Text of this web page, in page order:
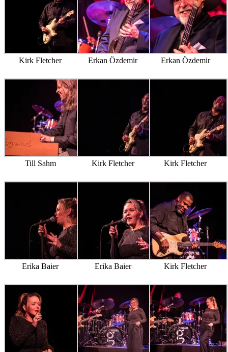
Kirk Fletcher Erkan Özdemir Erkan Özdemir
Till Sahm Kirk Fletcher Kirk Fletcher
Erika Baier Erika Baier Kirk Fletcher